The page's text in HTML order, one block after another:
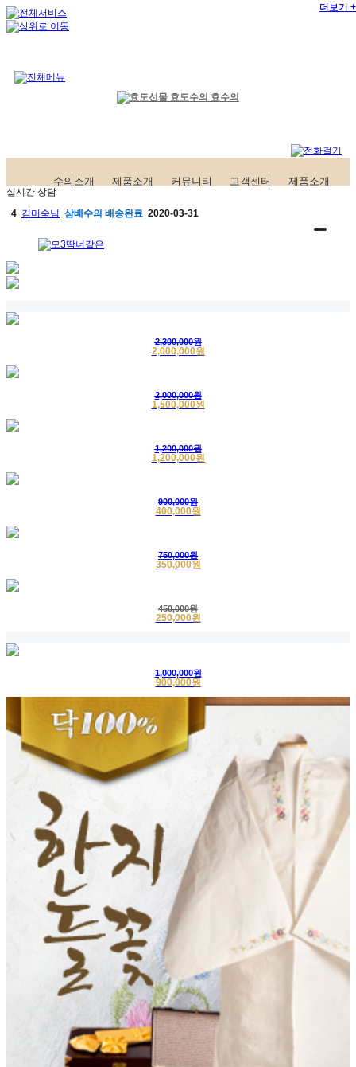
수의소개 제품소개 커뮤니티 고객센터 제품소개
실시간 상담
2020-04-16
3
4 김미숙님 삼베수의 배송완료 2020-03-31
김희섭님 삼베수의
6
2,300,000원
2,000,000원
2,000,000원
1,500,000원
1,200,000원
1,200,000원
900,000원
400,000원
750,000원
350,000원
450,000원
250,000원
1,000,000원
900,000원
더보기 +
더보기 +